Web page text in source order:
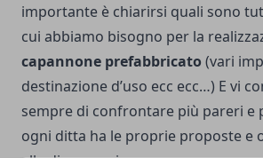
importante è chiarirsi quali sono
cui abbiamo bisogno per la
capannone prefabbricato (vari
destinazione d’uso ecc ecc…) E vi
sempre di confrontare più pareri e
ogni ditta ha le proprie proposte e